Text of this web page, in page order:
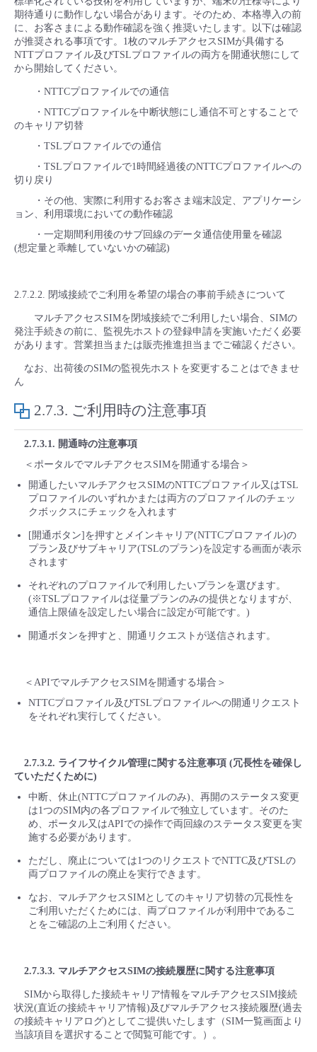
期待通りに動作しない場合があります。そのため、本格導入の前
に、お客さまによる動作確認を強く推奨いたします。以下は確認
が推奨される事項です。1枚のマルチアクセスSIMが具備する
NTTプロファイル及びTSLプロファイルの両方を開通状態にして
から開始してください。
・NTTCプロファイルでの通信
・NTTCプロファイルを中断状態にし通信不可とすることで
のキャリア切替
・TSLプロファイルでの通信
・TSLプロファイルで1時間経過後のNTTCプロファイルへの
切り戻り
・その他、実際に利用するお客さま端末設定、アプリケーシ
ョン、利用環境においての動作確認
・一定期間利用後のサブ回線のデータ通信使用量を確認
(想定量と乖離していないかの確認)
2.7.2.2. 閉域接続でご利用を希望の場合の事前手続きについて
マルチアクセスSIMを閉域接続でご利用したい場合、SIMの
発注手続きの前に、監視先ホストの登録申請を実施いただく必要
があります。営業担当または販売推進担当までご確認ください。
なお、出荷後のSIMの監視先ホストを変更することはできませ
ん
2.7.3. ご利用時の注意事項
2.7.3.1. 開通時の注意事項
＜ポータルでマルチアクセスSIMを開通する場合＞
開通したいマルチアクセスSIMのNTTCプロファイル又はTSL
プロファイルのいずれかまたは両方のプロファイルのチェッ
クボックスにチェックを入れます
[開通ボタン]を押すとメインキャリア(NTTCプロファイル)の
プラン及びサブキャリア(TSLのプラン)を設定する画面が表示
されます
それぞれのプロファイルで利用したいプランを選びます。
(※TSLプロファイルは従量プランのみの提供となりますが、
通信上限値を設定したい場合に設定が可能です。)
開通ボタンを押すと、開通リクエストが送信されます。
＜APIでマルチアクセスSIMを開通する場合＞
NTTCプロファイル及びTSLプロファイルへの開通リクエスト
をそれぞれ実行してください。
2.7.3.2. ライフサイクル管理に関する注意事項 (冗長性を確保し
ていただくために)
中断、休止(NTTCプロファイルのみ)、再開のステータス変更
は1つのSIM内の各プロファイルで独立しています。そのた
め、ポータル又はAPIでの操作で両回線のステータス変更を実
施する必要があります。
ただし、廃止については1つのリクエストでNTTC及びTSLの
両プロファイルの廃止を実行できます。
なお、マルチアクセスSIMとしてのキャリア切替の冗長性を
ご利用いただくためには、両プロファイルが利用中であるこ
とをご確認の上ご利用ください。
2.7.3.3. マルチアクセスSIMの接続履歴に関する注意事項
SIMから取得した接続キャリア情報をマルチアクセスSIM接続
状況(直近の接続キャリア情報)及びマルチアクセス接続履歴(過去
の接続キャリアログ)としてご提供いたします（SIM一覧画面より
当該項目を選択することで閲覧可能です。）。